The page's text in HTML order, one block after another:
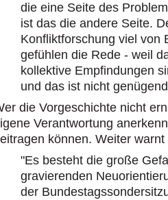
die eine Seite des
ist das die andere Seite.
Konfliktforschung viel von
gefühlen die Rede - weil
kollektive Empfindungen
und das ist nicht
die Vorgeschichte nicht
Verantwortung
können. Weiter
"Es besteht die große
gravierenden
der